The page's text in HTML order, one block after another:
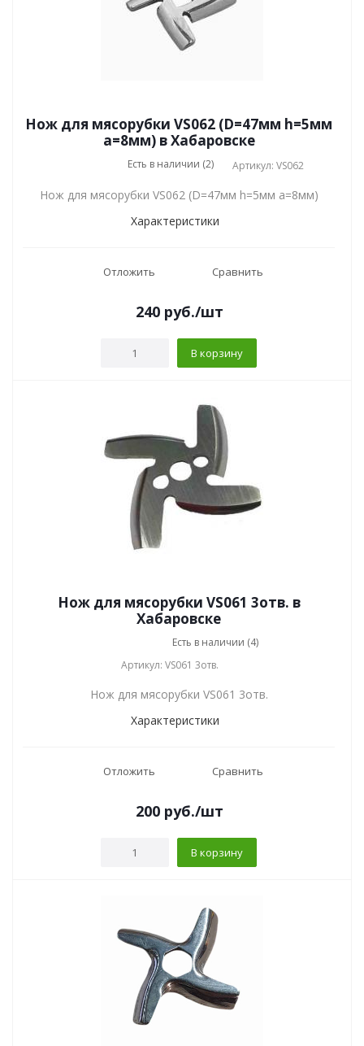
Нож для мясорубки VS062 (D=47мм h=5мм
a=8мм) в Хабаровске
Есть в наличии (2) Артикул: VS062
Нож для мясорубки VS062 (D=47мм h=5мм a=8мм)
Характеристики
Отложить Сравнить
240руб./шт
В корзину
Нож для мясорубки VS061 3отв. в
Хабаровске
Есть в наличии (4)
Артикул: VS061 3отв.
Нож для мясорубки VS061 3отв.
Характеристики
Отложить Сравнить
200руб./шт
В корзину